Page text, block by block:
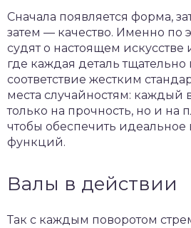
Сначала появляется форма,
затем — качество. Именно по
судят о настоящем искусстве
где каждая деталь тщательно
соответствие жестким
места случайностям: каждый
только на прочность, но и на
чтобы обеспечить
функций.
Валы в действии
Так с каждым поворотом